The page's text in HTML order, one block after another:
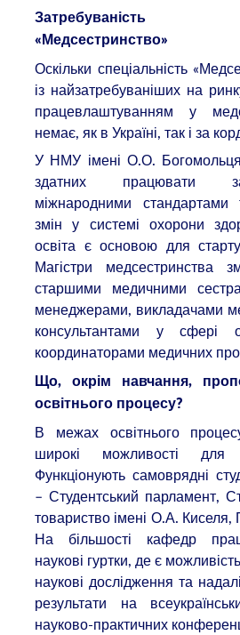
Затребуваність
«Медсестринство»
Оскільки спеціальність
із найзатребуваніших на
працевлаштуванням у
немає, як в Україні, так і за
У НМУ імені О.О. Богомольця
здатних працювати
міжнародними
змін у системі охорони
освіта є основою для
Магістри медсестринства
старшими медичними
менеджерами, викладачами
консультантами у сфері
координаторами медичних
Що, окрім навчання,
освітнього процесу?
В межах освітнього
широкі можливості для
Функціонують самоврядні
– Студентський парламент,
товариство імені О.А. Киселя,
На більшості кафедр
наукові гуртки, де є
наукові дослідження та
результати на
науково-практичних